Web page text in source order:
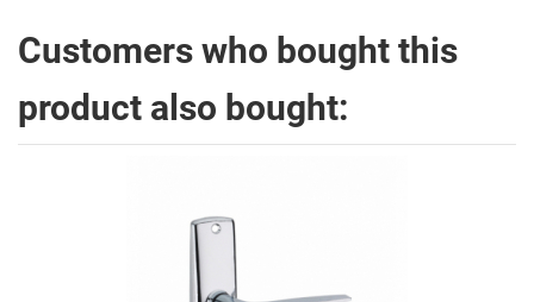
Customers who bought this
product also bought: